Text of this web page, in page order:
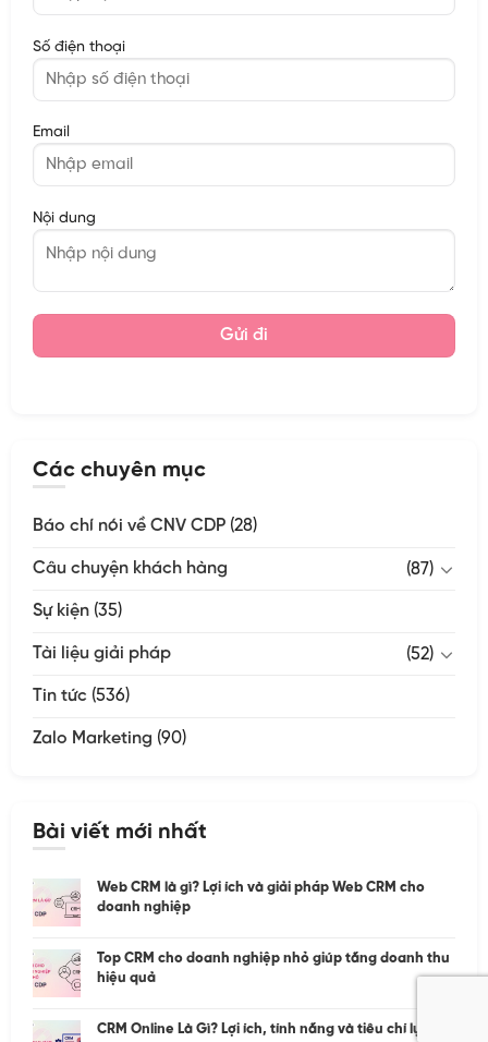
Số điện thoại
Email
Nội dung
Các chuyên mục
Báo chí nói về CNV CDP(28)
Câu chuyện khách hàng (87)
Sự kiện(35)
Tài liệu giải pháp (52)
Tin tức (536)
Zalo Marketing (90)
Bài viết mới nhất
Web CRM là gì? Lợi ích và giải pháp Web CRM cho
doanh nghiệp
Top CRM cho doanh nghiệp nhỏ giúp tăng doanh thu
hiệu quả
CRM Online Là Gì? Lợi ích, tính năng và tiêu chí lựa